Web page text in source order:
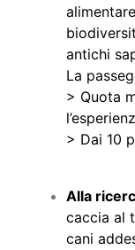
antichi
La
> Quota
> Dai 10
Alla
caccia al
cani